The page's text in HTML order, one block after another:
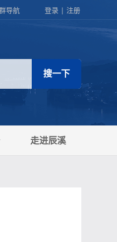
导航 登录 | 注册
走进辰溪